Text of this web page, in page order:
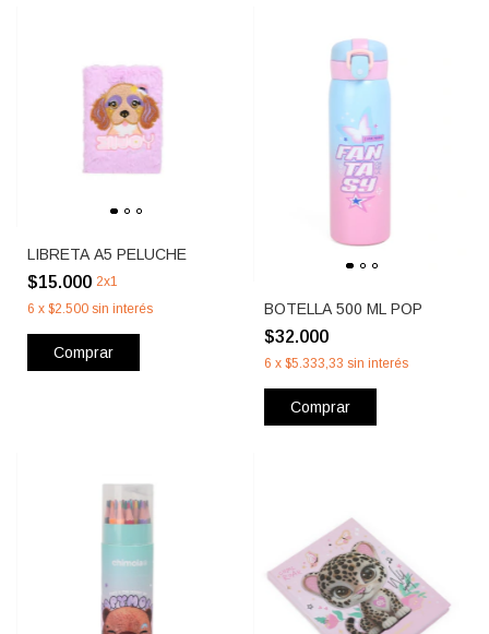
LIBRETA A5 PELUCHE
$15.000 2x1
6 x $2.500 sin interés
Comprar
BOTELLA 500 ML POP
$32.000
6 x $5.333,33 sin interés
Comprar